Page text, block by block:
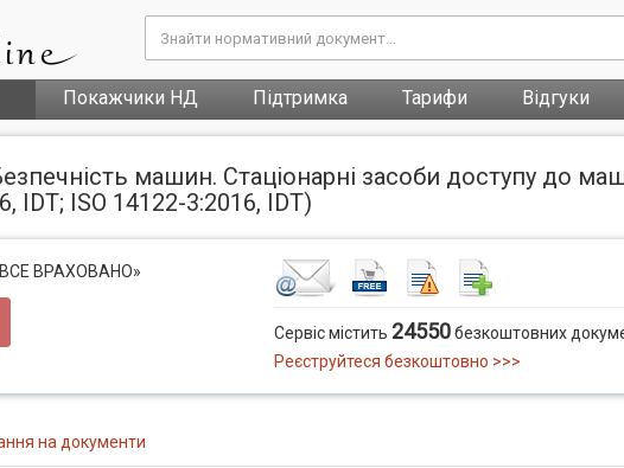
Покажчики НД Підтримка Тарифи Відгуки
машин. Стаціонарні засоби доступу до
IDT; ISO 14122-3:2016, IDT)
ВРАХОВАНО»
Сервіс містить 24550безкоштовних
Реєструйтеся безкоштовно >>>
на документи